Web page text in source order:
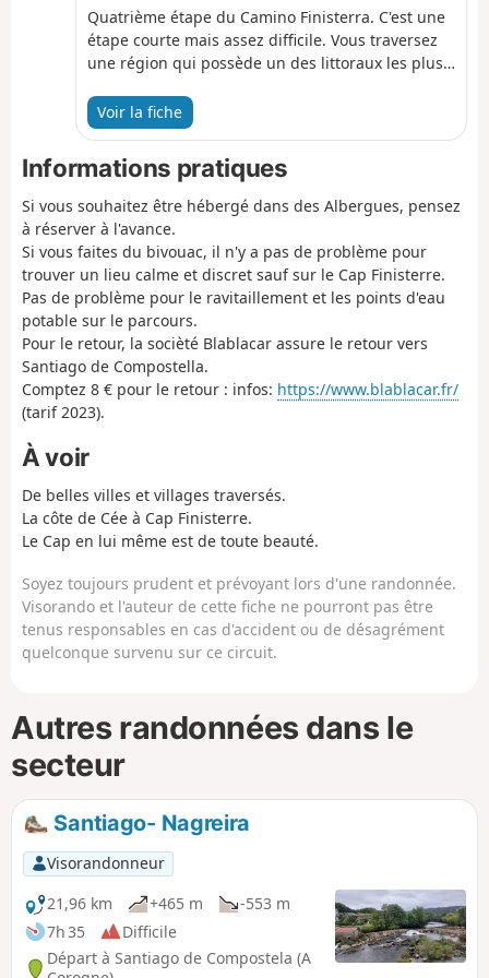
Quatrième étape du Camino Finisterra. C'est une
étape courte mais assez difficile. Vous traversez
une région qui possède un des littoraux les plus
plages tranquilles qui adoucissent le front
rocheux et une mer sauvage qui a donné lieu à
des centaines d’histoire et de légendes de
naufrages et de sauvetages. Vous allez
contourner la Crique do Talón, avant d'atteindre
la grande et belle Plage d’A Lagosteira ou, au
fond, vous verrez apparaitre comme une île la
ville de Fisterra. De Fisterra, en suivant la route
qui monte au phare, vous arrivez à la pointe de
ce phare mythique, le Km 0 du Chemin de Saint
Jacques. C'est ici que l’océan s’ouvre devant vous
comme une photo prise au grand angle et toutes
les sensations se joignent devant ce cap de la fin
du monde.
Voir la fiche
Informations pratiques
Si vous souhaitez être hébergé dans des Albergues, pensez
à réserver à l'avance.
Si vous faites du bivouac, il n'y a pas de problème pour
trouver un lieu calme et discret sauf sur le Cap Finisterre.
Pas de problème pour le ravitaillement et les points d'eau
potable sur le parcours.
Pour le retour, la socièté Blablacar assure le retour vers
Santiago de Compostella.
Comptez 8 € pour le retour : infos: https://www.blablacar.fr/
(tarif 2023).
À voir
De belles villes et villages traversés.
La côte de Cée à Cap Finisterre.
Le Cap en lui même est de toute beauté.
Soyez toujours prudent et prévoyant lors d'une randonnée.
Visorando et l'auteur de cette fiche ne pourront pas être
tenus responsables en cas d'accident ou de désagrément
quelconque survenu sur ce circuit.
Autres randonnées dans le
secteur
Santiago- Nagreira
Visorandonneur
21,96 km
+465 m
-553 m
7h 35
Difficile
Départ à Santiago de Compostela (A